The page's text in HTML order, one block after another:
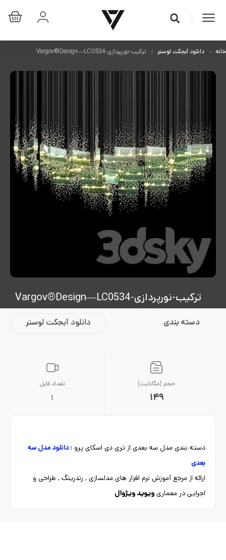
خانه دانلود آبجکت لوستر ترکیب-نورپردازی-Vargov®Design—LC0534
ترکیب-نورپردازی-Vargov®Design—LC0534
دسته بندی دانلود آبجکت لوستر
حجم (مگابایت)
149
تعداد فایل
1
دسته بندی مدل سه بعدی از تری دی اسکای پرو :دانلود مدل سه
بعدی
ارائه از مرجع آموزش نرم افزار های مدلسازی , رندرینگ , طراحی و
اجرایی در معماریویوید ویژوال